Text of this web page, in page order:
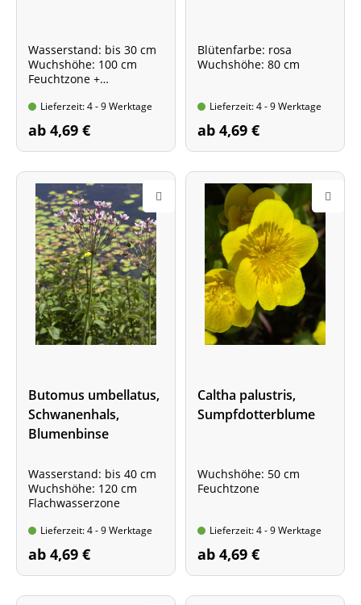
Wasserstand: bis 30 cm
Wuchshöhe: 100 cm
Feuchtzone +
Lieferzeit: 4 - 9 Werktage
ab 4,69 €
Blütenfarbe: rosa
Wuchshöhe: 80 cm
Lieferzeit: 4 - 9 Werktage
ab 4,69 €
Butomus umbellatus,
Schwanenhals,
Blumenbinse
Wasserstand: bis 40 cm
Wuchshöhe: 120 cm
Flachwasserzone
Lieferzeit: 4 - 9 Werktage
ab 4,69 €
Caltha palustris,
Sumpfdotterblume
Wuchshöhe: 50 cm
Feuchtzone
Lieferzeit: 4 - 9 Werktage
ab 4,69 €